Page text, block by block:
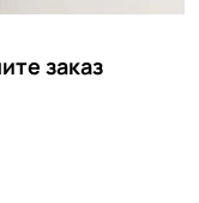
заказ